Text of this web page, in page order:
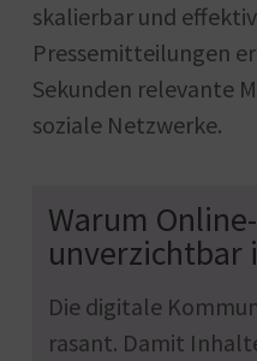
skalierbar und
Pressemitteilungen
Sekunden relevante
soziale Netzwerke.
Warum
unverzichtbar
Die digitale
rasant. Damit